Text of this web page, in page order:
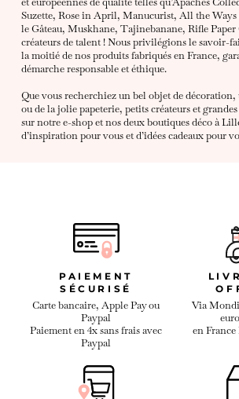
Suzette, Rose in April, Manucurist, All the Ways
le Gâteau, Muskhane, Tajinebanane, Rifle Paper
créateurs de talent ! Nous privilégions le savoir-
la moitié de nos produits fabriqués en France,
démarche responsable et éthique.
Que vous recherchiez un bel objet de décoration,
ou de la jolie papeterie, petits créateurs et
sur notre e-shop et nos deux boutiques déco à
d’inspiration pour vous et d’idées cadeaux pour
PAIEMENT
SÉCURISÉ
Carte bancaire, Apple Pay ou
Paypal
Paiement en 4x sans frais avec
Paypal
Via
en